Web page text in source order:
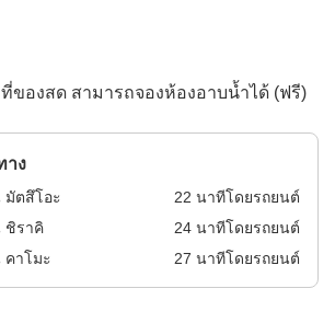
ของสด สามารถจองห้องอาบน้ำได้ (ฟรี)
าง
มัตสึโอะ 22 นาทีโดยรถยนต์
ชิราคิ
24นาทีโดยรถยนต์
คาโมะ
27 นาทีโดยรถยนต์